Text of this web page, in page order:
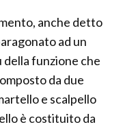
anche detto
ad un
della funzione che
da due
e scalpello
è costituito da